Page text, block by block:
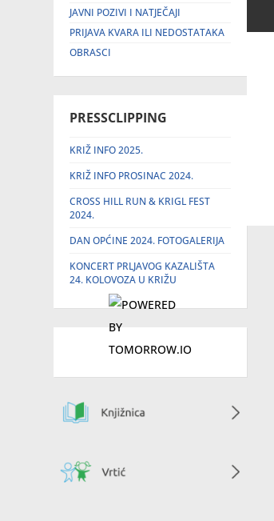
JAVNI POZIVI I NATJEČAJI
PRIJAVA KVARA ILI NEDOSTATAKA
OBRASCI
PRESSCLIPPING
KRIŽ INFO 2025.
KRIŽ INFO PROSINAC 2024.
CROSS HILL RUN & KRIGL FEST
2024.
DAN OPĆINE 2024. FOTOGALERIJA
KONCERT PRLJAVOG KAZALIŠTA
24. KOLOVOZA U KRIŽU